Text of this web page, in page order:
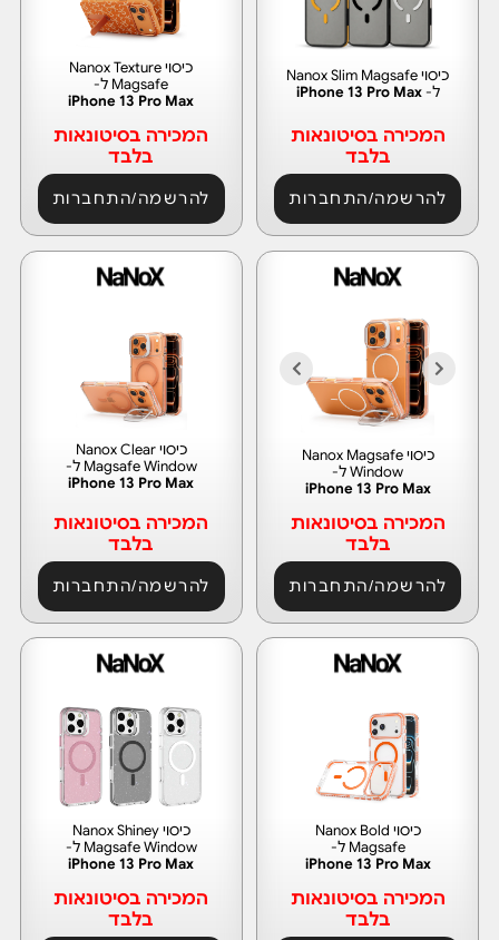
כיסוי Nanox Slim Magsafe
ל-iPhone 13 Pro Max
המכירה בסיטונאות
בלבד
להרשמה/התחברות
כיסוי Nanox Texture
Magsafe ל-
iPhone 13 Pro Max
המכירה בסיטונאות
בלבד
להרשמה/התחברות
כיסוי Nanox Magsafe
Window ל-
iPhone 13 Pro Max
המכירה בסיטונאות
בלבד
להרשמה/התחברות
כיסוי Nanox Clear
Magsafe Window ל-
iPhone 13 Pro Max
המכירה בסיטונאות
בלבד
להרשמה/התחברות
כיסוי Nanox Bold
Magsafe ל-
iPhone 13 Pro Max
המכירה בסיטונאות
בלבד
כיסוי Nanox Shiney
Magsafe Window ל-
iPhone 13 Pro Max
המכירה בסיטונאות
בלבד